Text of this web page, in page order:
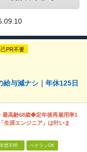
己PR不要
与減ナシ｜年休125日
最高齢68歳◆定年後再雇用率1
生涯エンジニア」は叶いま
学歴不問 ベテランOK